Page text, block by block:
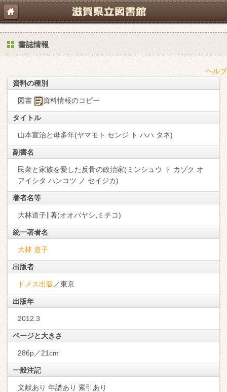
書誌情報
ヘルプ
資料の種別
図書 資料情報のコピー
タイトル
山本宣治と母多年(ヤマモト センジ ト ハハ タネ)
副書名
民衆と家族を愛した反骨の政治家(ミンシュウ ト カゾク オ
アイシタ ハンコツ ノ セイジカ)
著者名等
大林道子∥著(オオバヤシ,ミチコ)
統一著者名
大林 道子
出版者
ドメス出版 ／東京
出版年
2012.3
ページと大きさ
286p／21cm
一般注記
文献あり 年譜あり 索引あり